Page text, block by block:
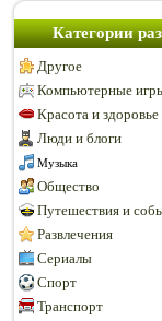
Категории
Другое
Компьютерные
Красота и здоровье
Люди и блоги
Музыка
Общество
Путешествия и
Развлечения
Сериалы
Спорт
Транспорт